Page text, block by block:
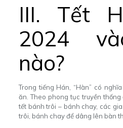
III. Tết
2024
nào?
Trong tiếng Hán, “Hàn” có
ăn.Theo phong tục truyền
tết bánh trôi – bánh chay, các
trôi, bánh chay để dâng lên bàn